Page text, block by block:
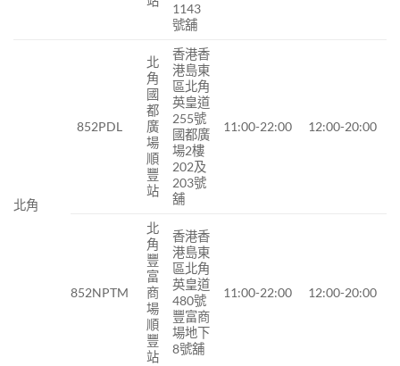
1143
號舖
北角
852PDL
北
角
國
都
廣
場
順
豐
站
香港香
港島東
區北角
英皇道
255號
國都廣
場2樓
202及
203號
舖
11:00-22:00 12:00-20:00
852NPTM
北
角
豐
富
商
場
順
豐
站
香港香
港島東
區北角
英皇道
480號
豐富商
場地下
8號舖
11:00-22:00 12:00-20:00